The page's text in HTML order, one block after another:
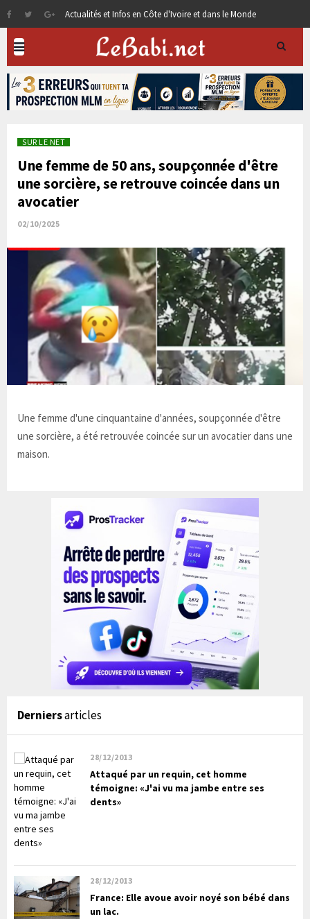
Actualités et Infos en Côte d'Ivoire et dans le Monde
SUR LE NET
Une femme de 50 ans, soupçonnée d'être
une sorcière, se retrouve coincée dans un
avocatier
02/10/2025
Une femme d'une cinquantaine d'années, soupçonnée d'être
une sorcière, a été retrouvée coincée sur un avocatier dans une
maison.
Derniersarticles
28/12/2013
Attaqué par un requin, cet homme
témoigne: «J'ai vu ma jambe entre ses
dents»
28/12/2013
France: Elle avoue avoir noyé son bébé dans
un lac.